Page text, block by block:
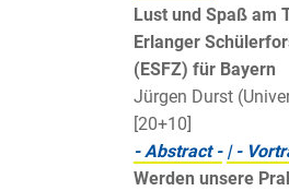
Lust und Spaß am
Erlanger
(ESFZ) für Bayern
Jürgen Durst
[20+10]
- Abstract - | -
Werden unsere